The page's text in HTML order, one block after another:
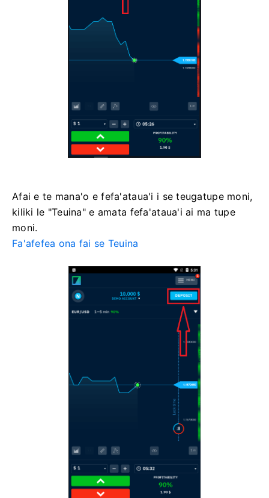
Afai e te mana'o e fefa'ataua'i i se teugatupe moni,
kiliki le "Teuina" e amata fefa'ataua'i ai ma tupe
moni.
Fa'afefea ona fai se Teuina